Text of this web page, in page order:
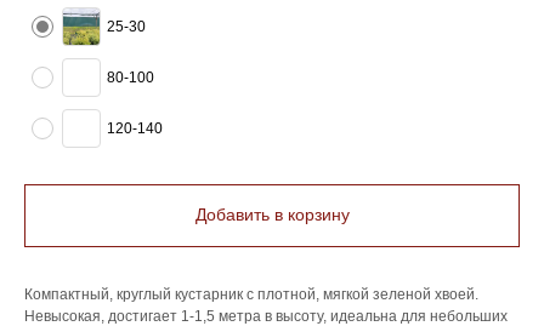
25-30
80-100
120-140
Добавить в корзину
Компактный, круглый кустарник с плотной, мягкой зеленой хвоей.
Невысокая, достигает 1-1,5 метра в высоту, идеальна для небольших